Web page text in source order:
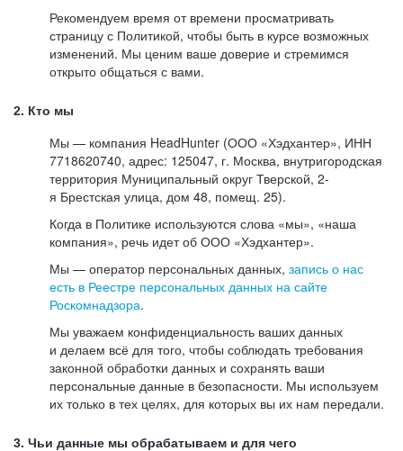
Рекомендуем время от времени просматривать
страницу с Политикой, чтобы быть в курсе возможных
изменений. Мы ценим ваше доверие и стремимся
открыто общаться с вами.
2. Кто мы
Мы — компания HeadHunter (ООО «Хэдхантер», ИНН
7718620740, адрес: 125047, г. Москва, внутригородская
территория Муниципальный округ Тверской, 2-
я Брестская улица, дом 48, помещ. 25).
Когда в Политике используются слова «мы», «наша
компания», речь идет об ООО «Хэдхантер».
Мы — оператор персональных данных, запись о нас
есть в Реестре персональных данных на сайте
Роскомнадзора.
Мы уважаем конфиденциальность ваших данных
и делаем всё для того, чтобы соблюдать требования
законной обработки данных и сохранять ваши
персональные данные в безопасности. Мы используем
их только в тех целях, для которых вы их нам передали.
3. Чьи данные мы обрабатываем и для чего